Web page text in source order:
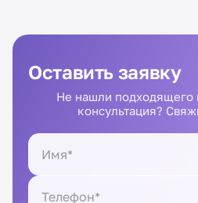
Оставить заявку
Не нашли подходящего
консультация?